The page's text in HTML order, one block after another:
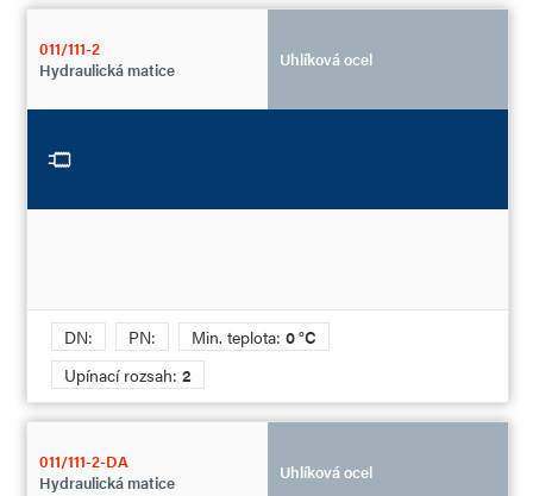
011/111-2
Hydraulická matice
Uhlíková ocel
DN: PN: Min. teplota:0 °C
Upínací rozsah:2
011/111-2-DA
Hydraulická matice
Uhlíková ocel